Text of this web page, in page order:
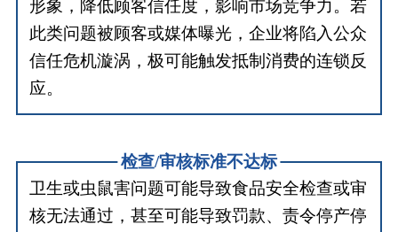
形象，降低顾客信任度，影响市场竞争力。若
此类问题被顾客或媒体曝光，企业将陷入公众
信任危机漩涡，极可能触发抵制消费的连锁反
应。
检查/审核标准不达标
卫生或虫鼠害问题可能导致食品安全检查或审
核无法通过，甚至可能导致罚款、责令停产停